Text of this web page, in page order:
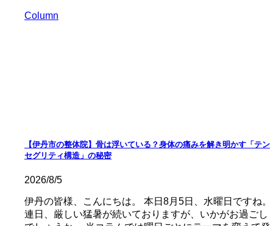
Column
【伊丹市の整体院】骨は浮いている？身体の痛みを解き明かす「テン
セグリティ構造」の秘密
2026/8/5
伊丹の皆様、こんにちは。 本日8月5日、水曜日ですね。
連日、厳しい猛暑が続いておりますが、いかがお過ごし